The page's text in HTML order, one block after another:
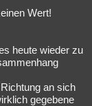
Wert!
heute wieder zu
an sich
gegebene